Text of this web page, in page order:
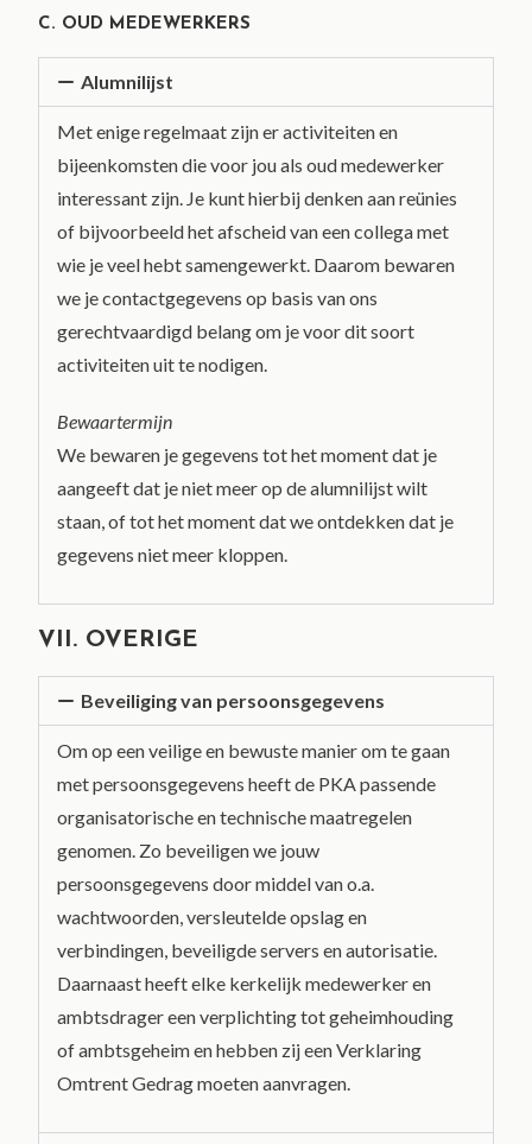
C. OUD MEDEWERKERS
Alumnilijst
Met enige regelmaat zijn er activiteiten en
bijeenkomsten die voor jou als oud medewerker
interessant zijn. Je kunt hierbij denken aan reünies
of bijvoorbeeld het afscheid van een collega met
wie je veel hebt samengewerkt. Daarom bewaren
we je contactgegevens op basis van ons
gerechtvaardigd belang om je voor dit soort
activiteiten uit te nodigen.
Bewaartermijn
We bewaren je gegevens tot het moment dat je
aangeeft dat je niet meer op de alumnilijst wilt
staan, of tot het moment dat we ontdekken dat je
gegevens niet meer kloppen.
VII. OVERIGE
Beveiliging van persoonsgegevens
Om op een veilige en bewuste manier om te gaan
met persoonsgegevens heeft de PKA passende
organisatorische en technische maatregelen
genomen. Zo beveiligen we jouw
persoonsgegevens door middel van o.a.
wachtwoorden, versleutelde opslag en
verbindingen, beveiligde servers en autorisatie.
Daarnaast heeft elke kerkelijk medewerker en
ambtsdrager een verplichting tot geheimhouding
of ambtsgeheim en hebben zij een Verklaring
Omtrent Gedrag moeten aanvragen.